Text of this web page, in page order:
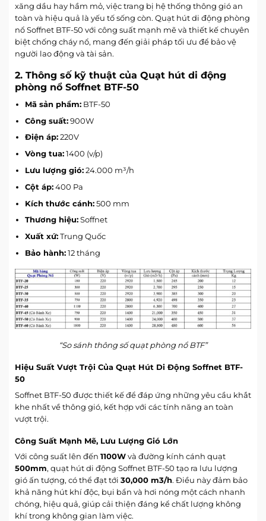
xăng dầu hay hầm mỏ, việc trang bị hệ thống thông gió an
toàn và hiệu quả là yếu tố sống còn. Quạt hút di động phòng
nổ Soffnet BTF-50 với công suất mạnh mẽ và thiết kế chuyên
biệt chống cháy nổ, mang đến giải pháp tối ưu để bảo vệ
người lao động và tài sản.
2. Thông số kỹ thuật của Quạt hút di động
phòng nổ Soffnet BTF-50
Mã sản phẩm:BTF-50
Công suất:900W
Điện áp:220V
Vòng tua:1400 (v/p)
Lưu lượng gió:24.000 m³/h
Cột áp:400 Pa
Kích thước cánh:500 mm
Thương hiệu:Soffnet
Xuất xứ:Trung Quốc
Bảo hành:12 tháng
“So sánh thông số quạt phòng nổ BTF”
Hiệu Suất Vượt Trội Của Quạt Hút Di Động Soffnet BTF-
50
Soffnet BTF-50 được thiết kế để đáp ứng những yêu cầu khắt
khe nhất về thông gió, kết hợp với các tính năng an toàn
vượt trội.
Công Suất Mạnh Mẽ, Lưu Lượng Gió Lớn
Với công suất lên đến 1100Wvà đường kính cánh quạt
500mm, quạt hút di động Soffnet BTF-50 tạo ra lưu lượng
gió ấn tượng, có thể đạt tới 30,000 m3/h. Điều này đảm bảo
khả năng hút khí độc, bụi bẩn và hơi nóng một cách nhanh
chóng, hiệu quả, giúp cải thiện đáng kể chất lượng không
khí trong không gian làm việc.